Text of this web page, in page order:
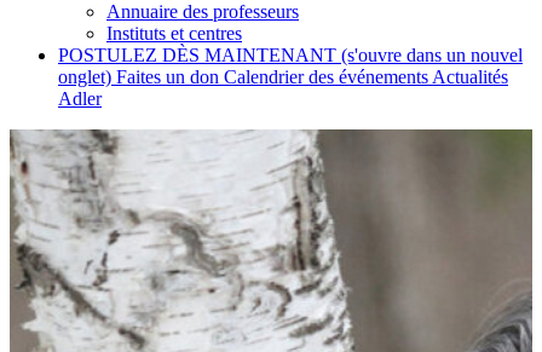
Annuaire des professeurs
Instituts et centres
POSTULEZ DÈS MAINTENANT (s'ouvre dans un nouvel
onglet) Faites un don Calendrier des événements Actualités
Adler